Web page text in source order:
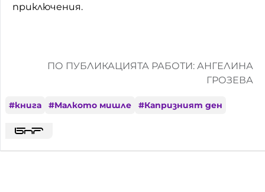
приключения.
ПО ПУБЛИКАЦИЯТА РАБОТИ: АНГЕЛИНА
ГРОЗЕВА
#книга #Малкото мишле #Капризният ден